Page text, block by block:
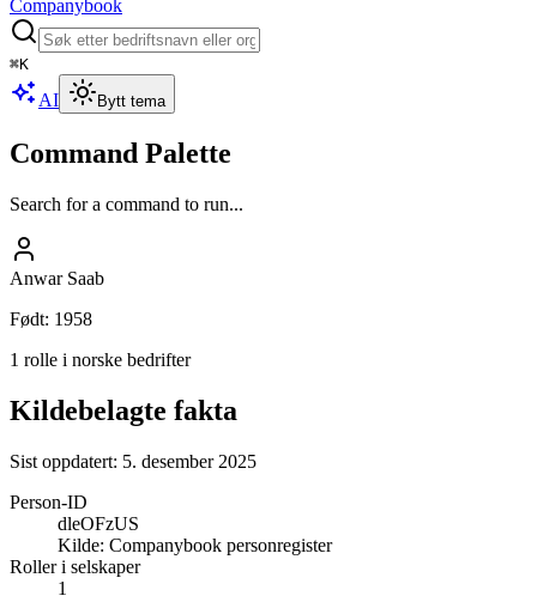
Companybook
⌘K
AI Bytt tema
Command Palette
Search for a command to run...
Anwar Saab
Født: 1958
1 rolle i norske bedrifter
Kildebelagte fakta
Sist oppdatert: 5. desember 2025
Person-ID
dleOFzUS
Kilde: Companybook personregister
Roller i selskaper
1